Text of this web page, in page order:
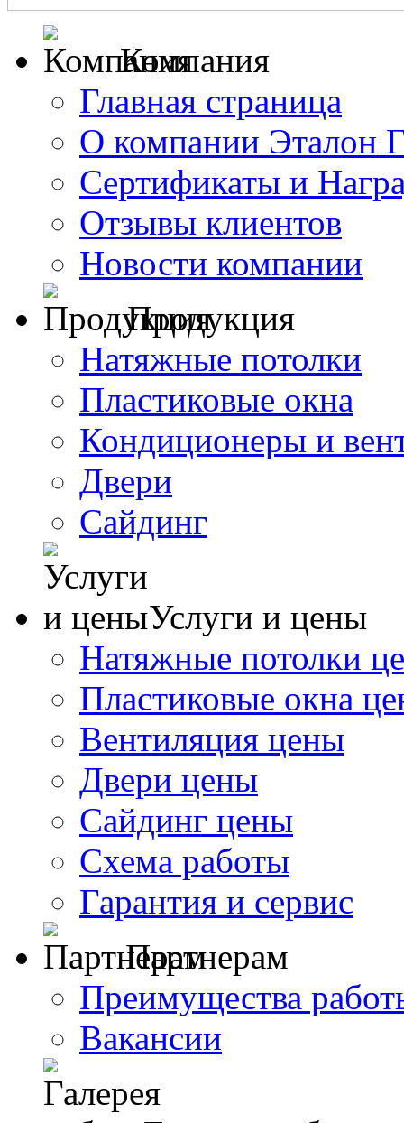
Компания
Главная страница
О компании Эталон
Сертификаты и
Отзывы клиентов
Новости компании
Продукция
Натяжные потолки
Пластиковые окна
Кондиционеры и
Двери
Сайдинг
Услуги и цены
Натяжные потолки
Пластиковые окна
Вентиляция цены
Двери цены
Сайдинг цены
Схема работы
Гарантия и сервис
Партнерам
Преимущества
Вакансии